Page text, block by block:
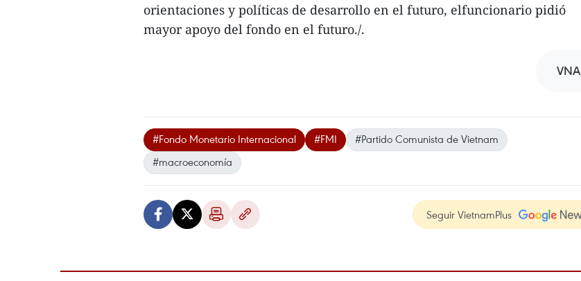
orientaciones y políticas de desarrollo en el futuro, elfuncionario pidió
mayor apoyo del fondo en el futuro./.
VNA
#Fondo Monetario Internacional #FMI
#Partido Comunista de Vietnam
#macroeconomía
Seguir VietnamPlus